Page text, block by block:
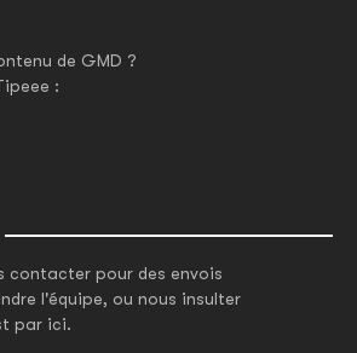
de GMD ?
:
contacter pour des envois
l'équipe, ou nous insulter
par ici.